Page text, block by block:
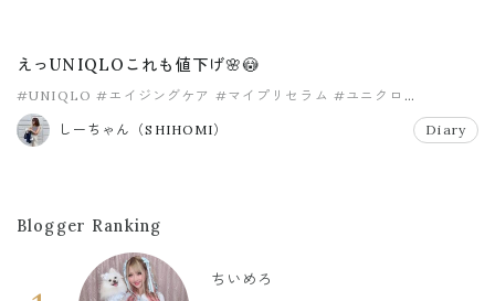
えっUNIQLOこれも値下げ🌸😳
#UNIQLO #エイジングケア #マイプリセラム #ユニクロ
#ユニクロコーデ
しーちゃん（SHIHOMI）
Diary
Blogger Ranking
ちいめろ